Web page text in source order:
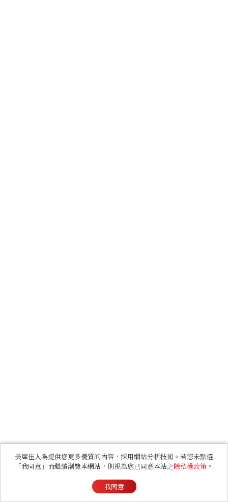
美麗佳人為提供您更多優質的內容，採用網站分析技術。若您未點選
「我同意」而繼續瀏覽本網站，則視為您已同意本站之隱私權政策 。
我同意